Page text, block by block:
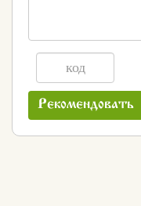
Рекомендовать